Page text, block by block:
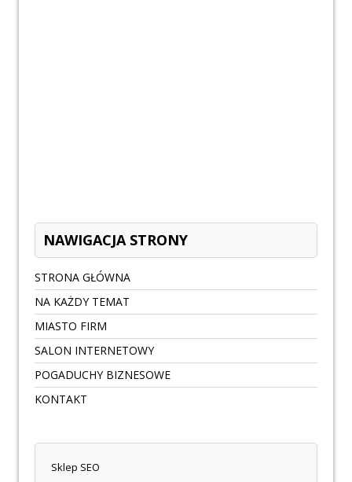
NAWIGACJA STRONY
STRONA GŁÓWNA
NA KAŻDY TEMAT
MIASTO FIRM
SALON INTERNETOWY
POGADUCHY BIZNESOWE
KONTAKT
Sklep SEO